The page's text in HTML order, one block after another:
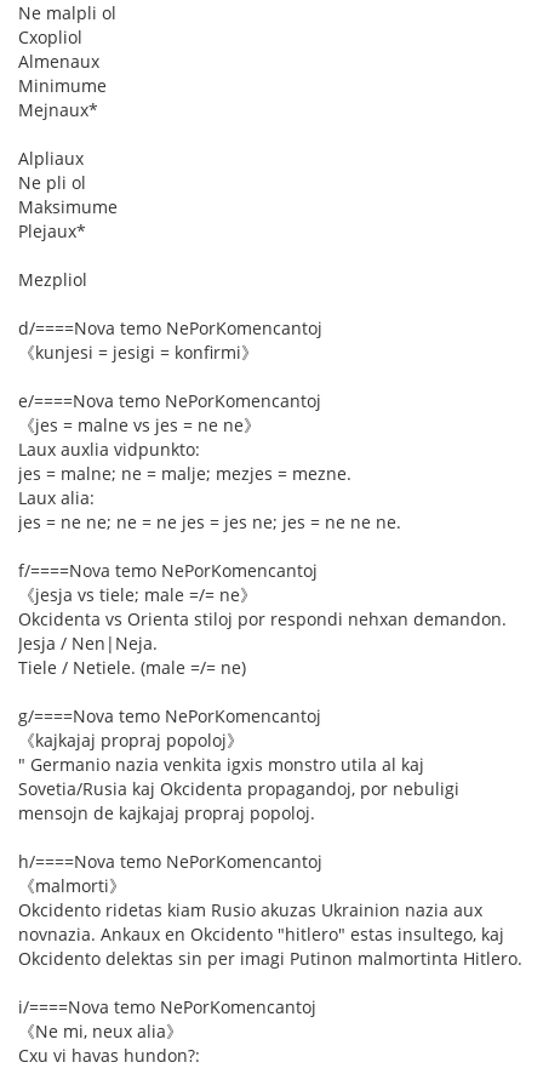
Ne malpli ol
Cxopliol
Almenaux
Minimume
Mejnaux*
Alpliaux
Ne pli ol
Maksimume
Plejaux*
Mezpliol
d/====Nova temo NePorKomencantoj
《kunjesi = jesigi = konfirmi》
e/====Nova temo NePorKomencantoj
《jes = malne vs jes = ne ne》
Laux auxlia vidpunkto:
jes = malne; ne = malje; mezjes = mezne.
Laux alia:
jes = ne ne; ne = ne jes = jes ne; jes = ne ne ne.
f/====Nova temo NePorKomencantoj
《jesja vs tiele; male =/= ne》
Okcidenta vs Orienta stiloj por respondi nehxan demandon.
Jesja / Nen|Neja.
Tiele / Netiele. (male =/= ne)
g/====Nova temo NePorKomencantoj
《kajkajaj propraj popoloj》
" Germanio nazia venkita igxis monstro utila al kaj
Sovetia/Rusia kaj Okcidenta propagandoj, por nebuligi
mensojn de kajkajaj propraj popoloj.
h/====Nova temo NePorKomencantoj
《malmorti》
Okcidento ridetas kiam Rusio akuzas Ukrainion nazia aux
novnazia. Ankaux en Okcidento "hitlero" estas insultego, kaj
Okcidento delektas sin per imagi Putinon malmortinta Hitlero.
i/====Nova temo NePorKomencantoj
《Ne mi, neux alia》
Cxu vi havas hundon?: